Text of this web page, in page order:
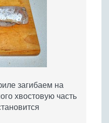
загибаем на
хвостовую часть